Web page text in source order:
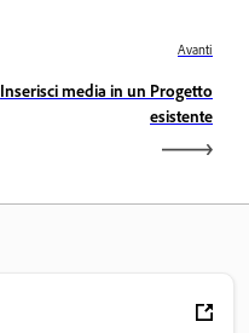
Avanti
Inserisci media in un Progetto
esistente